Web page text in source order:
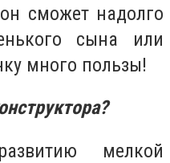
сможет надолго
сына или
много пользы!
мелкой